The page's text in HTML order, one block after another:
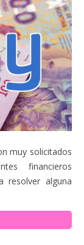
muy solicitados
financieros
resolver alguna